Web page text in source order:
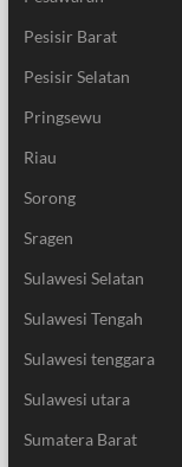
Pesisir Barat
Pesisir Selatan
Pringsewu
Riau
Sorong
Sragen
Sulawesi Selatan
Sulawesi Tengah
Sulawesi tenggara
Sulawesi utara
Sumatera Barat